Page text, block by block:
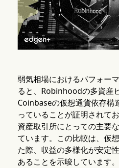
弱気相場におけるパフォー
ると、Robinhoodの多資産
Coinbaseの仮想通貨依存構
っていることが証明されて
資産取引所にとっての主要
ています。この比較は、仮
た際、収益の多様化が安定
あることを示唆しています。